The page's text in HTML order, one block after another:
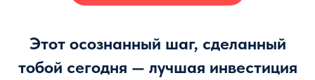
Этот осознанный шаг, сделанный
тобой сегодня — лучшая инвестиция